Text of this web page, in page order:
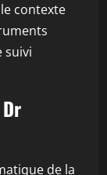
contexte
suivi
de la